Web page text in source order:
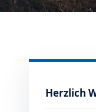
Herzlich